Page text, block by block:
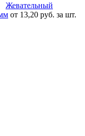
Жевательный
от 13,20 руб. за шт.